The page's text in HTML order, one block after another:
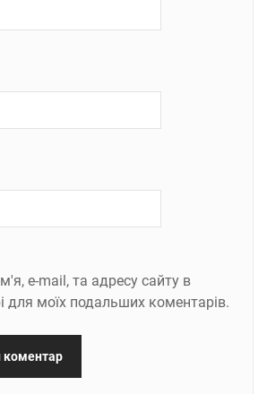
e-mail, та адресу сайту в
для моїх подальших коментарів.